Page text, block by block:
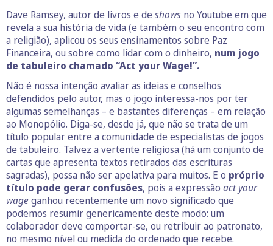
Dave Ramsey, autor de livros e de shows no Youtube em que
revela a sua história de vida (e também o seu encontro com
a religião), aplicou os seus ensinamentos sobre Paz
Financeira, ou sobre como lidar com o dinheiro, num jogo
de tabuleiro chamado “Act your Wage!”.
Não é nossa intenção avaliar as ideias e conselhos
defendidos pelo autor, mas o jogo interessa-nos por ter
algumas semelhanças – e bastantes diferenças – em relação
ao Monopólio. Diga-se, desde já, que não se trata de um
título popular entre a comunidade de especialistas de jogos
de tabuleiro. Talvez a vertente religiosa (há um conjunto de
cartas que apresenta textos retirados das escrituras
sagradas), possa não ser apelativa para muitos. E o próprio
título pode gerar confusões, pois a expressão act your
wageganhou recentemente um novo significado que
podemos resumir genericamente deste modo: um
colaborador deve comportar-se, ou retribuir ao patronato,
no mesmo nível ou medida do ordenado que recebe.